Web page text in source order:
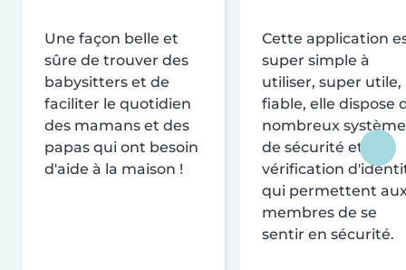
Une façon belle et
sûre de trouver des
babysitters et de
faciliter le quotidien
des mamans et des
papas qui ont besoin
d'aide à la maison !
Cette application
super simple à
utiliser, super utile,
fiable, elle dispose
nombreux
de sécurité et de
vérification
qui permettent
membres de se
sentir en sécurité.